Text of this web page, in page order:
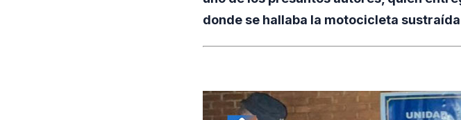
donde se hallaba la motocicleta